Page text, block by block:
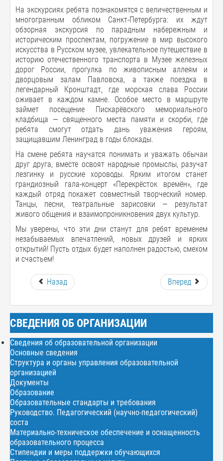
На экскурсиях ребята познакомятся с величественным и
многогранным обликом Санкт-Петербурга: их ждут
обзорная экскурсия по парадным набережным и
историческим проспектам, погружение в мир высокого
искусства в Русском музее, увлекательное путешествие в
историю отечественного транспорта в Музее железных
дорог России, прогулка по живописным аллеям и
дворцовым залам Павловска, а также поездка в
легендарный Кронштадт, где морская слава России
оживает в каждом камне. Особое место в маршруте
займет посещение Пискарёвского мемориального
кладбища — священного места памяти и скорби, где
ребята смогут отдать дань уважения героям,
защищавшим Ленинград в годы блокады.
На смене ребята научатся понимать и уважать обычаи
друг друга, вместе освоят народные промыслы, разучат
лезгинку и русские хороводы. Ярким итогом станет
грандиозный гала-концерт «Перекрёсток времён», где
каждый отряд покажет совместный творческий номер.
Танцы, песни, театральные зарисовки — результат
живого общения и взаимопроникновения двух культур.
Мы уверены, что эти дни станут для ребят временем
незабываемых впечатлений, новых друзей и ярких
открытий! Пусть отдых будет наполнен радостью, смехом
и счастьем!
Назад Вперед
СВЕДЕНИЯ ОБ ОРГАНИЗАЦИИ
Сведения об образовательной организации
Основные сведения
Структура и органы управления образовательной
организацией
Документы
Образование
Образовательные стандарты и требования
Руководство. Педагогический (научно-педагогический)
соста
Материально-техническое обеспечение и оснащенность
образовательного процесса
Стипендии и меры поддержки обучающихся